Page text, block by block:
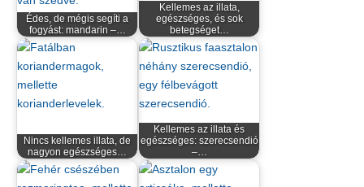
Édes, de mégis segíti a
fogyást: mandarin –…
Kellemes az illata,
egészséges, és sok
betegséget…
Nincs kellemes illata, de
nagyon egészséges…
Kellemes az illata és
egészséges: szerecsendió
–…